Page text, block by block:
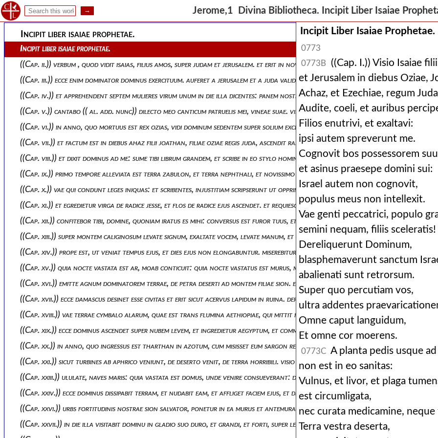
Jerome,1 Divina Bibliotheca. Incipit Liber Isaiae
Praefatio hieronymi in librum isaiae.
Incipit liber isaiae prophetae.
Incipit liber isaiae prophetae.
((cap. ii.)) verbum , quod vidit isaias, filius amos, super judam et jerusalem. et erit in novissimis diebus praeparatus mons domus
((cap. iii.)) ecce enim dominator dominus exercituum. auferet a jerusalem et a juda validum et fortem, omne robur panis, et omne
((cap. iv.)) et apprehendent septem mulieres virum unum in die illa dicentes: panem nostrum comedemus, et vestimentis nostris
((cap. v.)) cantabo (( al. add. nunc)) dilecto meo canticum patruelis mei, vineae suae. vinea facta est dilecto meo. in cornu filio olei.
((cap. vi.)) in anno, quo mortuus est rex ozias, vidi dominum sedentem super solium excelsum et elevatum, et ea quae sub eo erant,
((cap. vii.)) et factum est in diebus ahaz filii joathan, filiae oziae regis juda, ascendit rasin rex syriae, et phacee filius romeliae rex
((cap. viii.)) et dixit dominus ad me: sume tibi librum grandem, et scribe in eo stylo hominis: velociter spolia detrahe, cito praedare. et
((cap. ix.)) primo tempore alleviata est terra zabulon, et terra nephthali, et novissimo aggravata est via maris trans jordanem
((cap. x.)) vae qui condunt leges iniquas: et scribentes, injustitiam scripserunt ut opprimerent pauperes in judicio, et vim facerent
((cap. xi.)) et egredietur virga de radice jesse, et flos de radice ejus ascendet. et requiescet super eum spiritus domini spiritus
((cap. xii.)) confitebor tibi, domine, quoniam iratus es mihi: conversus est furor tuus, et consolatus es me. ecce deus salvator meus:
((cap. xiii.)) super montem caliginosum levate signum, exaltate vocem, levate manum, et ingrediantur portas duces. ego mandavi
((cap. xiv.)) prope est, ut veniat tempus ejus, et dies ejus non elongabuntur. miserebitur enim dominus jacob, et eliget adhuc de
((cap. xv.)) quia nocte vastata est ar, moab conticuit: quia nocte vastatus est murus, moab conticuit. ascendit domus, et dibon ad
((cap. xvi.)) emitte agnum dominatorem terrae, de petra deserti ad montem filiae sion. et erit: sicut avis fugiens, et pulli de nido
((cap. xvii.)) ecce damascus desinet esse civitas et erit sicut acervus lapidum in ruina. derelictae civitates aroer gregibus erunt, et
((cap. xviii.)) vae terrae cymbalo alarum, quae est trans flumina aethiopiae, qui mittit in mare legatos, et in vasis papyri super
((cap. xix.)) ecce dominus ascendet super nubem levem, et ingredietur aegyptum, et commovebuntur simulacra aegypti a facie ejus, et
((cap. xx.)) in anno, quo ingressus est tharthan in azotum, cum misisset eum sargon rex assyriorum, et pugnasset contra azotum, et
((cap. xxi.)) sicut turbines ab aphrico veniunt, de deserto venit, de terra horribili. visio dura nuntiata est mihi: qui incredulus est,
((cap. xxiii.)) ululate, naves maris: quia vastata est domus, unde venire consueverant: de terra cethim revelatum (( al. revelata)) est
((cap. xxiv.)) ecce dominus dissipabit terram, et nudabit eam, et affliget faciem ejus, et disperget habitatores ejus. et erit sicut populus,
((cap. xxvi.)) urbs fortitudinis nostrae sion salvator, ponetur in ea murus et antemurale. aperite portas, et ingrediatur gens justa,
((cap. xxvii.)) in die illa visitabit dominu in gladio suo duro, et grandi, et forti, super leviathan serpentem vectem, et super leviathan
Incipit Liber Isaiae Prophetae.
0773
0773B
((Cap. I.)) Visio Isaiae
et Jerusalem in diebus Oziae,
Achaz, et Ezechiae, regum
Audite, coeli, et auribus
Filios enutrivi, et exaltavi:
ipsi autem spreverunt me.
Cognovit bos possessorem
et asinus praesepe domini sui:
Israel autem non cognovit,
populus meus non intellexit.
Vae genti peccatrici, populo
semini nequam, filiis sceleratis!
Dereliquerunt Dominum,
blasphemaverunt sanctum
abalienati sunt retrorsum.
Super quo percutiam vos,
ultra addentes
Omne caput languidum,
Et omne cor moerens.
0773C A planta pedis usque
non est in eo sanitas:
Vulnus, et livor, et plaga
est circumligata,
nec curata medicamine,
Terra vestra deserta,